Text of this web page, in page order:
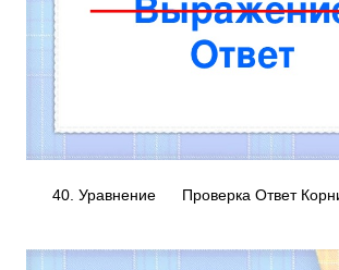
40. Уравнение Проверка Ответ